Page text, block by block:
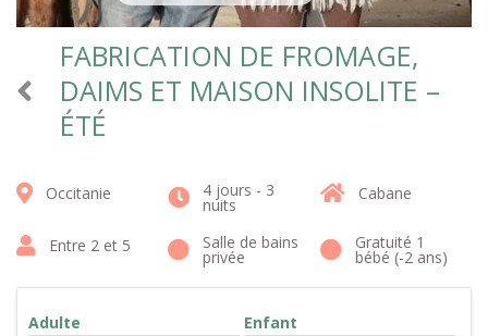
FABRICATION DE FROMAGE,
DAIMS ET MAISON INSOLITE –
ÉTÉ
Occitanie 4 jours - 3
nuits
Cabane
Entre 2 et 5 Salle de bains
privée
Gratuité 1
bébé (-2 ans)
Adulte Enfant